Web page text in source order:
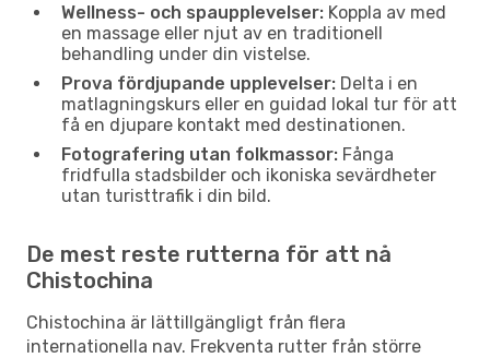
Wellness- och spaupplevelser: Koppla av med
en massage eller njut av en traditionell
behandling under din vistelse.
Prova fördjupande upplevelser: Delta i en
matlagningskurs eller en guidad lokal tur för att
få en djupare kontakt med destinationen.
Fotografering utan folkmassor: Fånga
fridfulla stadsbilder och ikoniska sevärdheter
utan turisttrafik i din bild.
De mest reste rutterna för att nå
Chistochina
Chistochina är lättillgängligt från flera
internationella nav. Frekventa rutter från större